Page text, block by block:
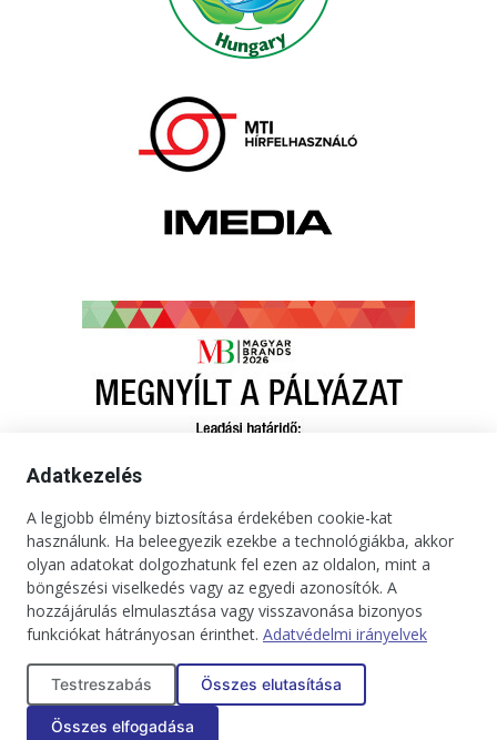
Kapcsolat Impresszum Médiaajánlat
Jogi tudnivalók
Adatkezelési tájékoztató
Adatkezelés
A legjobb élmény biztosítása érdekében cookie-kat
használunk. Ha beleegyezik ezekbe a technológiákba, akkor
olyan adatokat dolgozhatunk fel ezen az oldalon, mint a
böngészési viselkedés vagy az egyedi azonosítók. A
hozzájárulás elmulasztása vagy visszavonása bizonyos
funkciókat hátrányosan érinthet. Adatvédelmi irányelvek
Testreszabás Összes elutasítása
Összes elfogadása